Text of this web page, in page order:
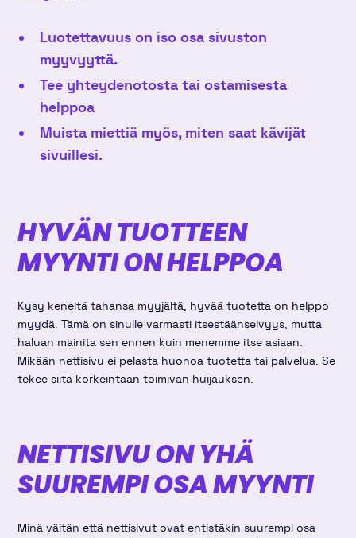
Luotettavuus on iso osa sivuston
myyvyyttä.
Tee yhteydenotosta tai ostamisesta
helppoa
Muista miettiä myös, miten saat kävijät
sivuillesi.
HYVÄN TUOTTEEN
MYYNTI ON HELPPOA
Kysy keneltä tahansa myyjältä, hyvää tuotetta on helppo
myydä. Tämä on sinulle varmasti itsestäänselvyys, mutta
haluan mainita sen ennen kuin menemme itse asiaan.
Mikään nettisivu ei pelasta huonoa tuotetta tai palvelua. Se
tekee siitä korkeintaan toimivan huijauksen.
NETTISIVU ON YHÄ
SUUREMPI OSA MYYNTI
Minä väitän että nettisivut ovat entistäkin suurempi osa